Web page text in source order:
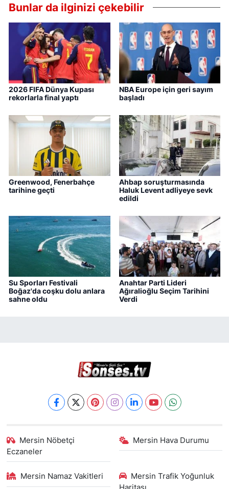
Bunlar da ilginizi çekebilir
2026 FIFA Dünya Kupası
rekorlarla final yaptı
NBA Europe için geri sayım
başladı
Greenwood, Fenerbahçe
tarihine geçti
Ahbap soruşturmasında
Haluk Levent adliyeye sevk
edildi
Su Sporları Festivali
Boğaz'da coşku dolu anlara
sahne oldu
Anahtar Parti Lideri
Ağıralioğlu Seçim Tarihini
Verdi
Mersin Nöbetçi
Eczaneler
Mersin Hava Durumu
Mersin Namaz Vakitleri
Mersin Trafik Yoğunluk